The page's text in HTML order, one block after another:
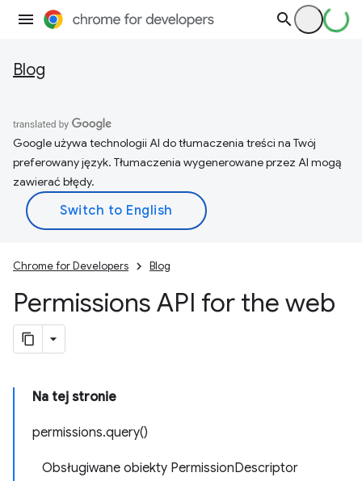
Blog
Google używa technologii AI do tłumaczenia treści na Twój
preferowany język. Tłumaczenia wygenerowane przez AI mogą
zawierać błędy.
Chrome for Developers Blog
Permissions API for the web
Na tej stronie
permissions.query()
Obsługiwane obiekty PermissionDescriptor